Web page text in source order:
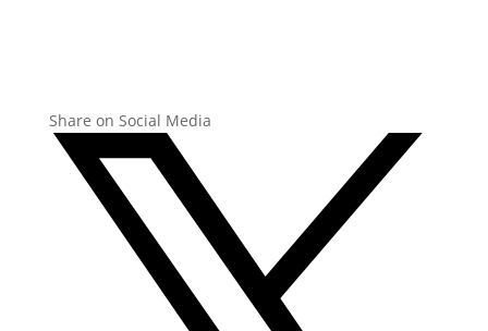
Share on Social Media